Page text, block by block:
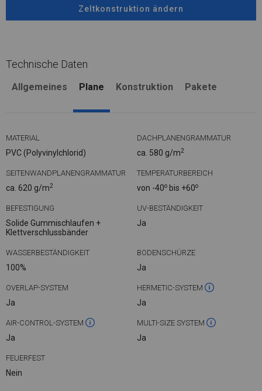
Zeltkonstruktion ändern
Technische Daten
Allgemeines Plane Konstruktion Pakete
MATERIAL
PVC (Polyvinylchlorid)
DACHPLANENGRAMMATUR
ca. 580 g/m2
SEITENWANDPLANENGRAMMATUR
ca. 620 g/m2
TEMPERATURBEREICH
von -40o bis +60o
BEFESTIGUNG
Solide Gummischlaufen +
Klettverschlussbänder
UV-BESTÄNDIGKEIT
Ja
WASSERBESTÄNDIGKEIT
100%
BODENSCHÜRZE
Ja
OVERLAP-SYSTEM
Ja
HERMETIC-SYSTEM
Ja
AIR-CONTROL-SYSTEM
Ja
MULTI-SIZE SYSTEM
Ja
FEUERFEST
Nein